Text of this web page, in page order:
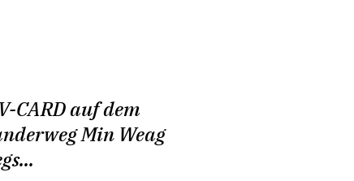
CARD auf dem
Min Weag